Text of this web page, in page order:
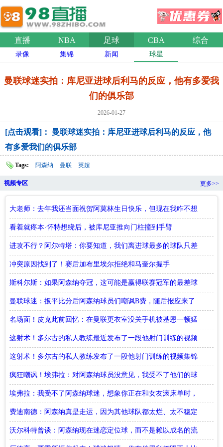
直播 NBA 足球 CBA 综合
录像 集锦 新闻 球星
曼联球迷实拍：库尼亚进球后利马的反应，他有多爱我
们的俱乐部
2026-01-27
[点击观看]： 曼联球迷实拍：库尼亚进球后利马的反应，他
有多爱我们的俱乐部
Tags: 阿森纳 曼联 英超
视频专区 更多>>
大老师：去年我还当面祝贺阿莫林生日快乐，但现在我咋不想
他了呢
看着就疼本·怀特想绕后，被库尼亚推向门柱撞到手臂
进攻不行？阿尔特塔：你要知道，我们离进球最多的球队只差
三个球
冲突原因找到了！赛后加布里埃尔拒绝和马奎尔握手
斯科尔斯：如果阿森纳夺冠，这可能是赢得联赛冠军的最差球
队
曼联球迷：扳平比分后阿森纳球员们嘲讽B费，随后报应来了
名场面！皮克此前回忆：在曼联更衣室没关手机被基恩一顿猛
训！
这射术！多尔古的私人教练最近发布了一段他射门训练的视频
集锦
这射术！多尔古的私人教练发布了一段他射门训练的视频集锦
疯狂嘲讽！埃弗拉：对阿森纳球员没意见，我受不了他们的球
迷
埃弗拉：我受不了阿森纳球迷，想象你正在和女友滚床单时，
有人抓住了你的命根子
费迪南德：阿森纳真是走运，因为其他球队都太烂、太不稳定
了
沃尔科特曾谈：阿森纳现在迷恋定位球，而不是赖以成名的流